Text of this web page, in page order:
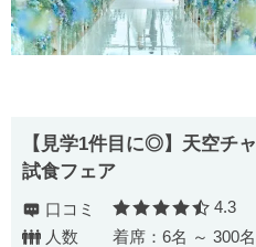
【見学1件目に◎】天空チ
試食フェア
口コミ 口コ
4.3
人数
着席：6名 ～ 300名